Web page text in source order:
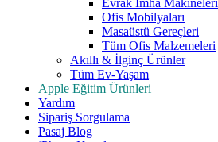
Evrak İmha Makineleri
Ofis Mobilyaları
Masaüstü Gereçleri
Tüm Ofis Malzemeleri
Akıllı & İlginç Ürünler
Tüm Ev-Yaşam
Apple Eğitim Ürünleri
Yardım
Sipariş Sorgulama
Pasaj Blog